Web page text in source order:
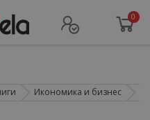
0
Икономика и бизнес